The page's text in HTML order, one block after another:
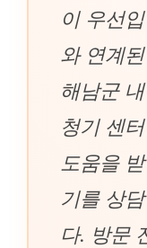
이 우선
와 연계
해남군
청기 센
도움을
기를 상
다. 방문